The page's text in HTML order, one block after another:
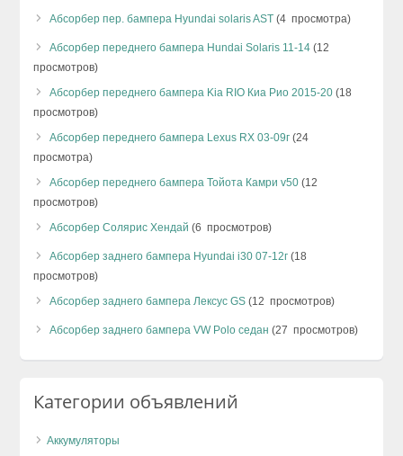
Абсорбер пер. бампера Hyundai solaris AST (4 просмотра)
Абсорбер переднего бампера Hundai Solaris 11-14 (12
просмотров)
Абсорбер переднего бампера Kia RIO Киа Рио 2015-20 (18
просмотров)
Абсорбер переднего бампера Lexus RX 03-09г (24
просмотра)
Абсорбер переднего бампера Тойота Камри v50 (12
просмотров)
Абсорбер Солярис Хендай (6 просмотров)
Абсорбер заднего бампера Hyundai i30 07-12г (18
просмотров)
Абсорбер заднего бампера Лексус GS (12 просмотров)
Абсорбер заднего бампера VW Polo седан (27 просмотров)
Категории объявлений
Аккумуляторы